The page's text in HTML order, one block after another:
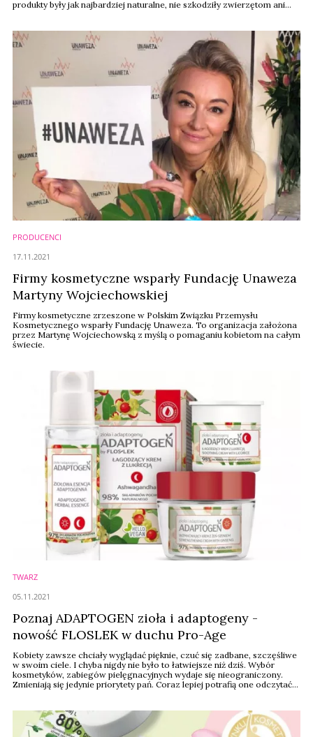
produkty były jak najbardziej naturalne, nie szkodziły zwierzętom ani
kierunek i standardy wszystkich ...
PRODUCENCI
Firmy kosmetyczne wsparły Fundację Unaweza
Martyny Wojciechowskiej
Firmy kosmetyczne zrzeszone w Polskim Związku Przemysłu
Kosmetycznego wsparły Fundację Unaweza. To organizacja założona
przez Martynę Wojciechowską z myślą o pomaganiu kobietom na całym
świecie.
17.11.2021
TWARZ
Poznaj ADAPTOGEN zioła i adaptogeny -
nowość FLOSLEK w duchu Pro-Age
Kobiety zawsze chciały wyglądać pięknie, czuć się zadbane, szczęśliwe
w swoim ciele. I chyba nigdy nie było to łatwiejsze niż dziś. Wybór
kosmetyków, zabiegów pielęgnacyjnych wydaje się nieograniczony.
Zmieniają się jedynie priorytety pań. Coraz lepiej potrafią one odczytać
pielęgnację ...
05.11.2021